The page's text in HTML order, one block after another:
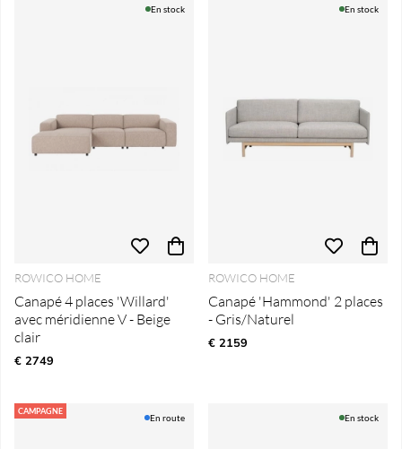
En stock
ROWICO HOME
Canapé 4 places 'Willard'
avec méridienne V - Beige
clair
€ 2749
En stock
ROWICO HOME
Canapé 'Hammond' 2 places
- Gris/Naturel
€ 2159
CAMPAGNE
En route En stock